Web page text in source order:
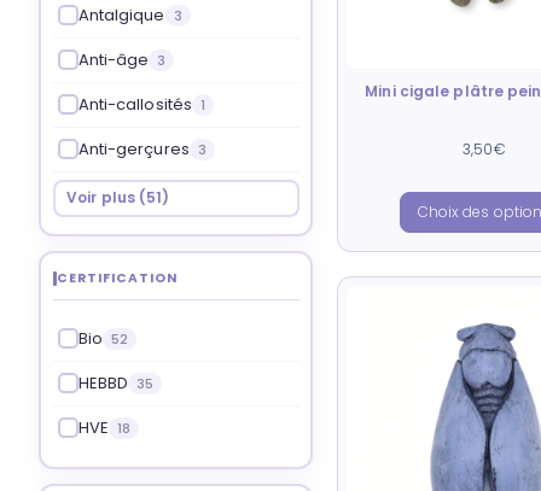
Antalgique 3
Anti-âge 3
Anti-callosités 1
Anti-gerçures 3
Voir plus (51)
CERTIFICATION
Bio 52
HEBBD 35
HVE 18
Mini cigale plâtre
Note
5.00
3,50€
Choix des